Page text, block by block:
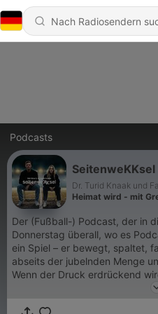
Podcasts
SeitenweKKsel
Dr. Turid Knaak und
Heimat wird - mit
Der (Fußball-) Podcast, der in
Donnerstag überall, wo es Podcasts gibt. 🎙
ein Spiel – er bewegt, spaltet,
abseits der jubelnden Menge
Wenn der Druck erdrückend
Anfeindungen den Alltag bestimmen? „Fußball